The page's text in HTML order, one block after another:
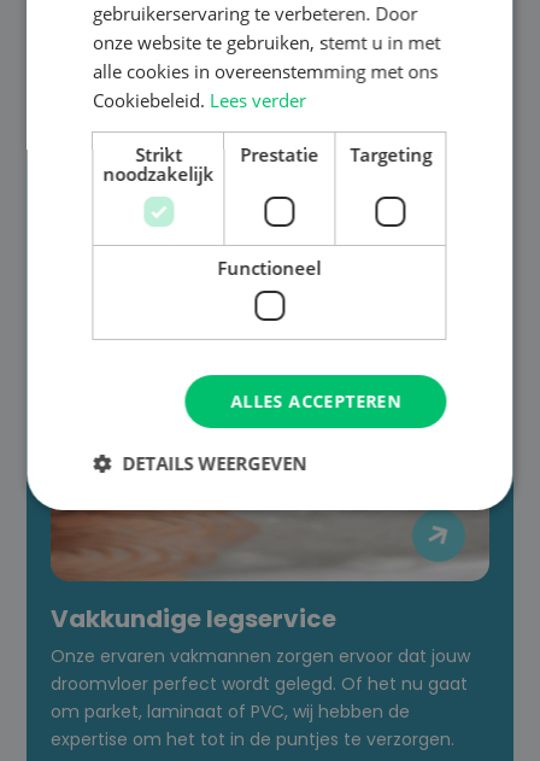
wensen te begrijpen en geven advies op maat.

Vakkundige legservice
Onze ervaren vakmannen zorgen ervoor dat jouw
droomvloer perfect wordt gelegd. Of het nu gaat
om parket, laminaat of PVC, wij hebben de
expertise om het tot in de puntjes te verzorgen.
gebruikerservaring te verbeteren. Door
onze website te gebruiken, stemt u in met
alle cookies in overeenstemming met ons
Cookiebeleid. Lees verder
Strikt
noodzakelijk
Prestatie Targeting
Functioneel
ALLES ACCEPTEREN
DETAILS WEERGEVEN